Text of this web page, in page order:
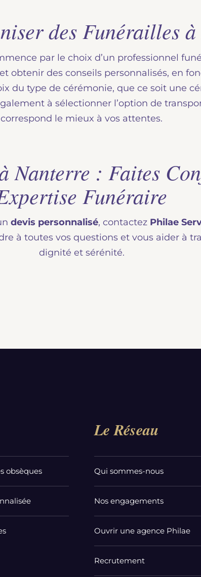
des Funérailles
par le choix d’un professionnel
obtenir des conseils personnalisés, en
du type de cérémonie, que ce soit une
à sélectionner l’option de
correspond le mieux à vos attentes.
Nanterre : Faites
Funéraire
devis personnalisé, contactez Philae
à toutes vos questions et vous aider à
dignité et sérénité.
obsèques
Le Réseau
Qui sommes-nous
Nos engagements
Ouvrir une agence Philae
Recrutement